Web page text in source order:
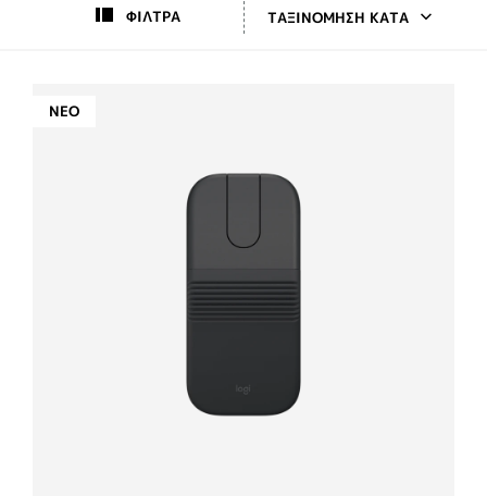
ΦΊΛΤΡΑ ΤΑΞΙΝΌΜΗΣΗ ΚΑΤΆ
ΝΈΟ